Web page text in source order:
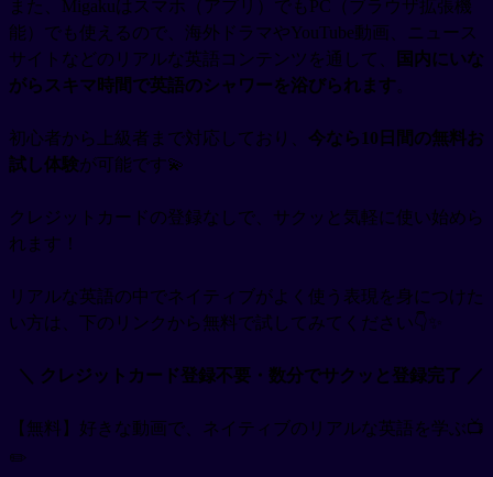
また、Migakuはスマホ（アプリ）でもPC（ブラウザ拡張機
能）でも使えるので、海外ドラマやYouTube動画、ニュース
サイトなどのリアルな英語コンテンツを通して、
国内にいな
がらスキマ時間で英語のシャワーを浴びられます。
初心者から上級者まで対応しており、 今なら10日間の無料お
試し体験が可能です💫
クレジットカードの登録なしで、サクッと気軽に使い始めら
れます！
リアルな英語の中でネイティブがよく使う表現を身につけた
い方は、下のリンクから無料で試してみてください👇✨
＼ クレジットカード登録不要・数分でサクッと登録完了 ／
【無料】好きな動画で、ネイティブのリアルな英語を学ぶ📺
✏️